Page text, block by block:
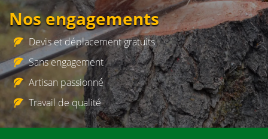
Nos engagements
Devis et déplacement gratuits
Sans engagement
Artisan passionné
Travail de qualité